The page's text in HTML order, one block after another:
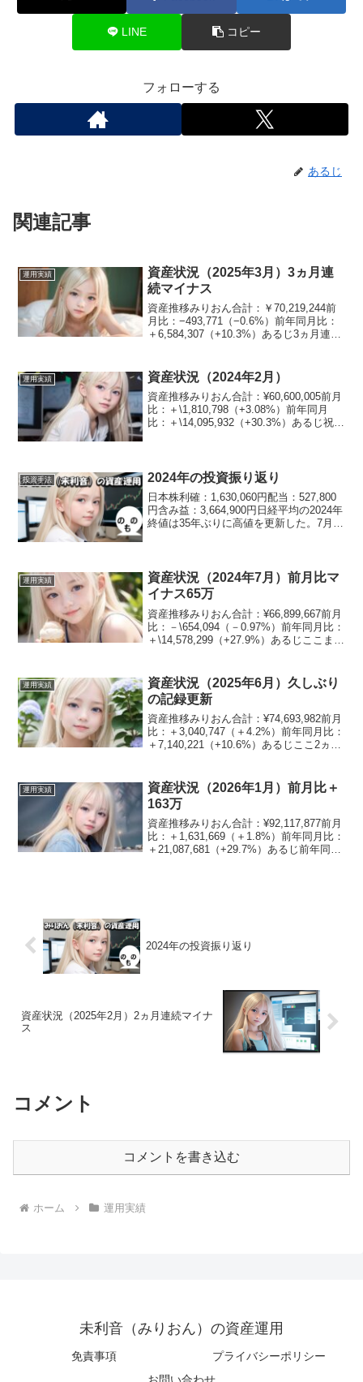
LINE コピー
フォローする
あるじ
関連記事
運用実績
資産状況（2025年3月）3ヵ月連
続マイナス
資産推移みりおん合計：￥70,219,244前
月比：−493,771（−0.6%）前年同月比：
＋6,584,307（+10.3%）あるじ3ヵ月連続
んでしまっておるの...
運用実績 資産状況（2024年2月）
資産推移みりおん合計：¥60,600,005前月
比：＋\1,810,798（+3.08%）前年同月
比：＋\14,095,932（+30.3%）あるじ祝
投資手法 2024年の投資振り返り
日本株利確：1,630,060円配当：527,800
円含み益：3,664,900円日経平均の2024年
終値は35年ぶりに高値を更新した。7月に
運用実績
資産状況（2024年7月）前月比マ
イナス65万
資産推移みりおん合計：¥66,899,667前月
比：－\654,094（－0.97%）前年同月比：
＋\14,578,299（+27.9%）あるじここまで
本株：24....
運用実績
資産状況（2025年6月）久しぶり
の記録更新
資産推移みりおん合計：¥74,693,982前月
比：＋3,040,747（＋4.2%）前年同月比：
＋7,140,221（+10.6%）あるじここ2ヵ月
23.4%不...
運用実績
資産状況（2026年1月）前月比＋
163万
資産推移みりおん合計：¥92,117,877前月
比：＋1,631,669（＋1.8%）前年同月比：
＋21,087,681（+29.7%）あるじ前年同月
2024年の投資振り返り
資産状況（2025年2月）2ヵ月連続マイナ
ス
コメント
コメントを書き込む
ホーム 運用実績
未利音（みりおん）の資産運用
免責事項
プライバシーポリシー
お問い合わせ